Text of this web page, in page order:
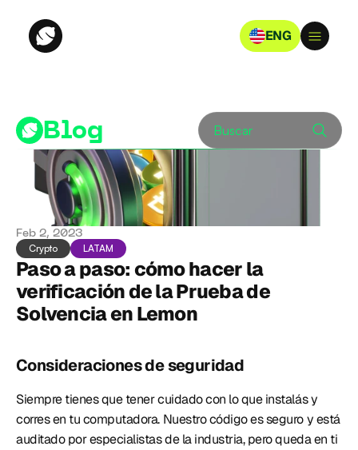
ENG
Blog Buscar
Feb 2, 2023
Crypto LATAM
Paso a paso: cómo hacer la
verificación de la Prueba de
Solvencia en Lemon
Consideraciones de seguridad
Siempre tienes que tener cuidado con lo que instalás y
corres en tu computadora. Nuestro código es seguro y está
auditado por especialistas de la industria, pero queda en ti